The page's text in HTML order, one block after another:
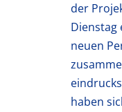
der
Dienstag
neuen
haben